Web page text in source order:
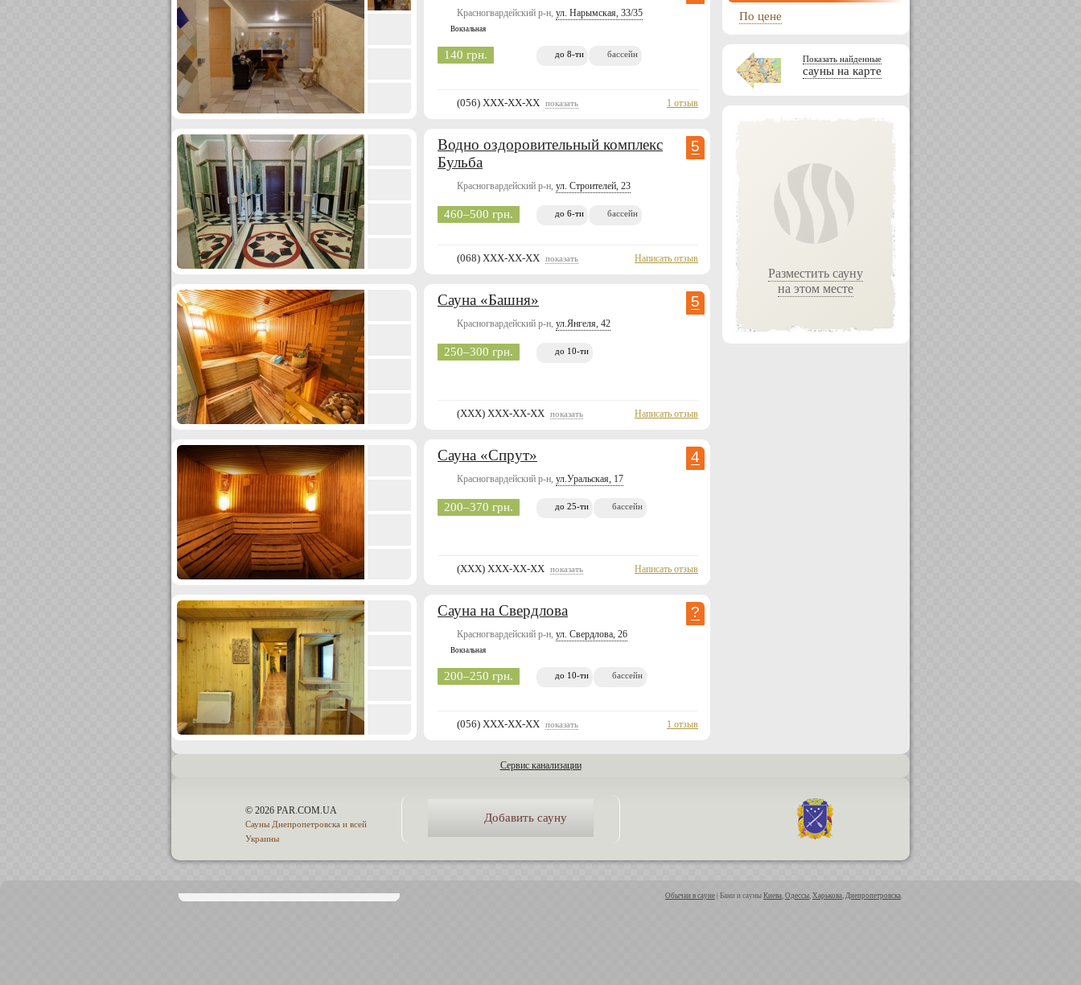
По цене
Показать найденные
сауны на карте
Разместить сауну
на этом месте
Красногвардейский р-н, ул. Нарымская, 33/35
Вокзальная
до 8-ти бассейн
140 грн.
1 отзыв
(056) XXX-XX-XX показать
5
Водно оздоровительный комплекс
Бульба
Красногвардейский р-н, ул. Строителей, 23
до 6-ти бассейн
460–500 грн.
Написать отзыв
(068) XXX-XX-XX показать
5
Сауна «Башня»
Красногвардейский р-н, ул.Янгеля, 42
до 10-ти
250–300 грн.
Написать отзыв
(XXX) XXX-XX-XX показать
4
Сауна «Спрут»
Красногвардейский р-н, ул.Уральская, 17
до 25-ти бассейн
200–370 грн.
Написать отзыв
(XXX) XXX-XX-XX показать
?
Сауна на Свердлова
Красногвардейский р-н, ул. Свердлова, 26
Вокзальная
до 10-ти бассейн
200–250 грн.
1 отзыв
(056) XXX-XX-XX показать
Сервис канализации
© 2026 PAR.COM.UA
Сауны Днепропетровска и всей
Украины
Добавить сауну
Обычаи в сауне | Бани и сауны Киева, Одессы, Харькова, Днепропетровска.